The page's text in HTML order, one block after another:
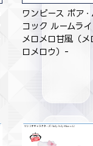
ワンピース ボア
コック ルームラ
メロメロ甘風（メ
ロメロウ）-